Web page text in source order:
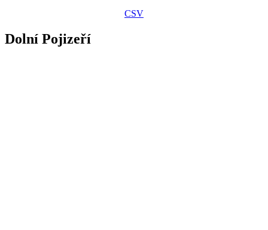
CSV
Dolní Pojizeří